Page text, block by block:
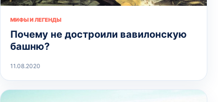
МИФЫ И ЛЕГЕНДЫ
Почему не достроили вавилонскую
башню?
11.08.2020